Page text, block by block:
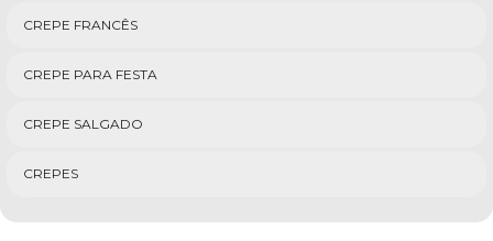
CREPE FRANCÊS
CREPE PARA FESTA
CREPE SALGADO
CREPES